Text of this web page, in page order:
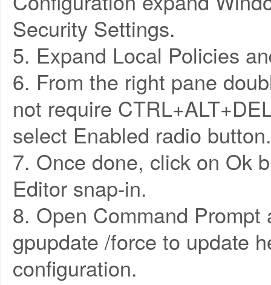
Security Settings.
5. Expand Local Policies
6. From the right pane
not require
select Enabled radio button.
7. Once done, click on Ok
Editor snap-in.
8. Open Command
gpupdate /force to update
configuration.